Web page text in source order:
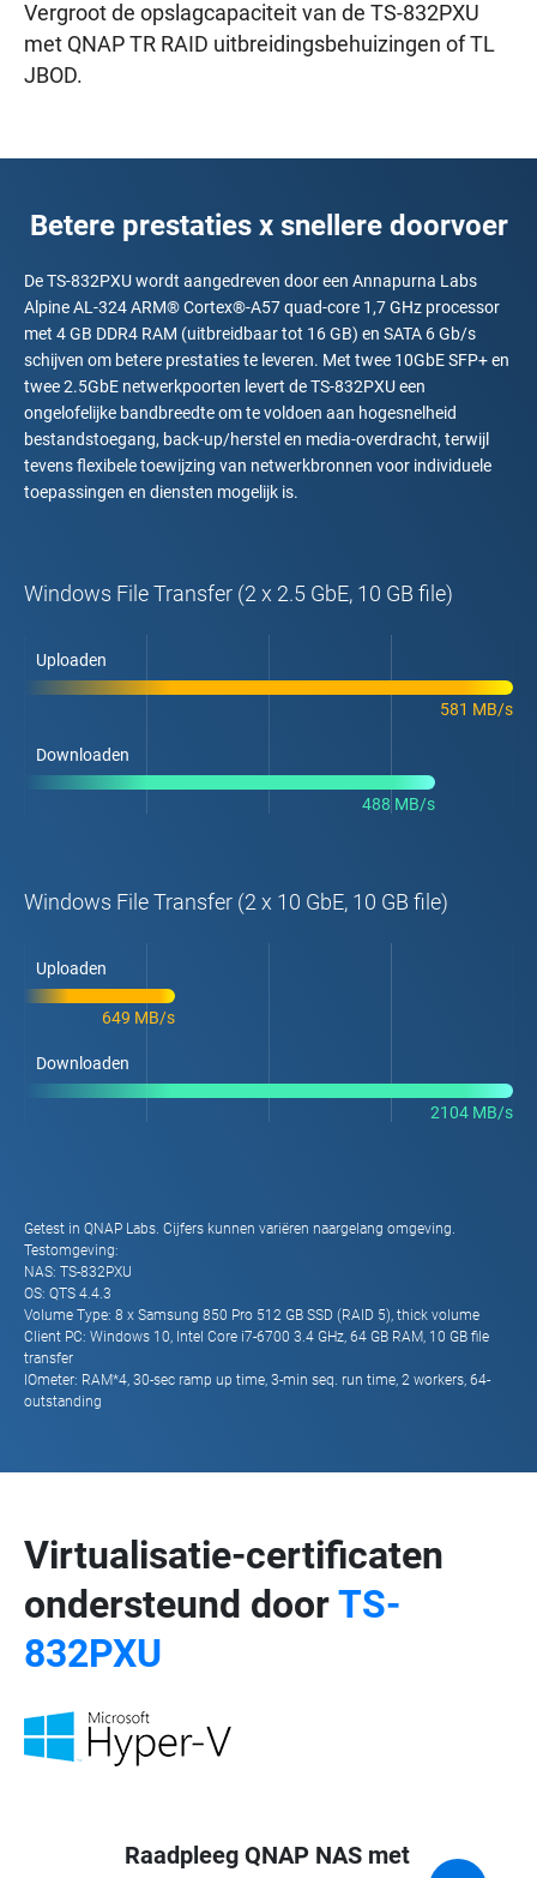
Vergroot de opslagcapaciteit van de TS-832PXU
met QNAP TR RAID uitbreidingsbehuizingen of TL
JBOD.
Betere prestaties x snellere doorvoer
De TS-832PXU wordt aangedreven door een Annapurna Labs
Alpine AL-324 ARM® Cortex®-A57 quad-core 1,7 GHz processor
met 4 GB DDR4 RAM (uitbreidbaar tot 16 GB) en SATA 6 Gb/s
schijven om betere prestaties te leveren. Met twee 10GbE SFP+ en
twee 2.5GbE netwerkpoorten levert de TS-832PXU een
ongelofelijke bandbreedte om te voldoen aan hogesnelheid
bestandstoegang, back-up/herstel en media-overdracht, terwijl
tevens flexibele toewijzing van netwerkbronnen voor individuele
toepassingen en diensten mogelijk is.
Windows File Transfer (2 x 2.5 GbE, 10 GB file)
Uploaden
581 MB/s
Downloaden
488 MB/s
Windows File Transfer (2 x 10 GbE, 10 GB file)
Uploaden
649 MB/s
Downloaden
2104 MB/s
Getest in QNAP Labs. Cijfers kunnen variëren naargelang omgeving.
Testomgeving:
NAS: TS-832PXU
OS: QTS 4.4.3
Volume Type: 8 x Samsung 850 Pro 512 GB SSD (RAID 5), thick volume
Client PC: Windows 10, Intel Core i7-6700 3.4 GHz, 64 GB RAM, 10 GB file
transfer
IOmeter: RAM*4, 30-sec ramp up time, 3-min seq. run time, 2 workers, 64-
outstanding
Virtualisatie-certificaten
ondersteund doorTS-
832PXU
Raadpleeg QNAP NAS met